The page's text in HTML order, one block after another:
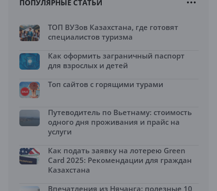
ПОПУЛЯРНЫЕ СТАТЬИ
ТОП ВУЗов Казахстана, где готовят
специалистов туризма
Как оформить заграничный паспорт
для взрослых и детей
Топ сайтов с горящими турами
Путеводитель по Вьетнаму: стоимость
одного дня проживания и прайс на
услуги
Как подать заявку на лотерею Green
Card 2025: Рекомендации для граждан
Казахстана
Впечатления из Нячанга: полезные 10